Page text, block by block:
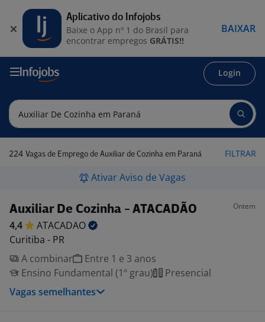
Login
224 Vagas de Emprego de Auxiliar de Cozinha em Paraná FILTRAR
Ativar Aviso de Vagas
Auxiliar De Cozinha - ATACADÃO Ontem
4,4
ATACADAO
Curitiba - PR
A combinar
Entre 1 e 3 anos
Ensino Fundamental (1º grau)
Presencial
Vagas semelhantes
Aplicativo do Infojobs
Baixe o App nº 1 do Brasil para
encontrar empregos GRÁTIS!!
BAIXAR